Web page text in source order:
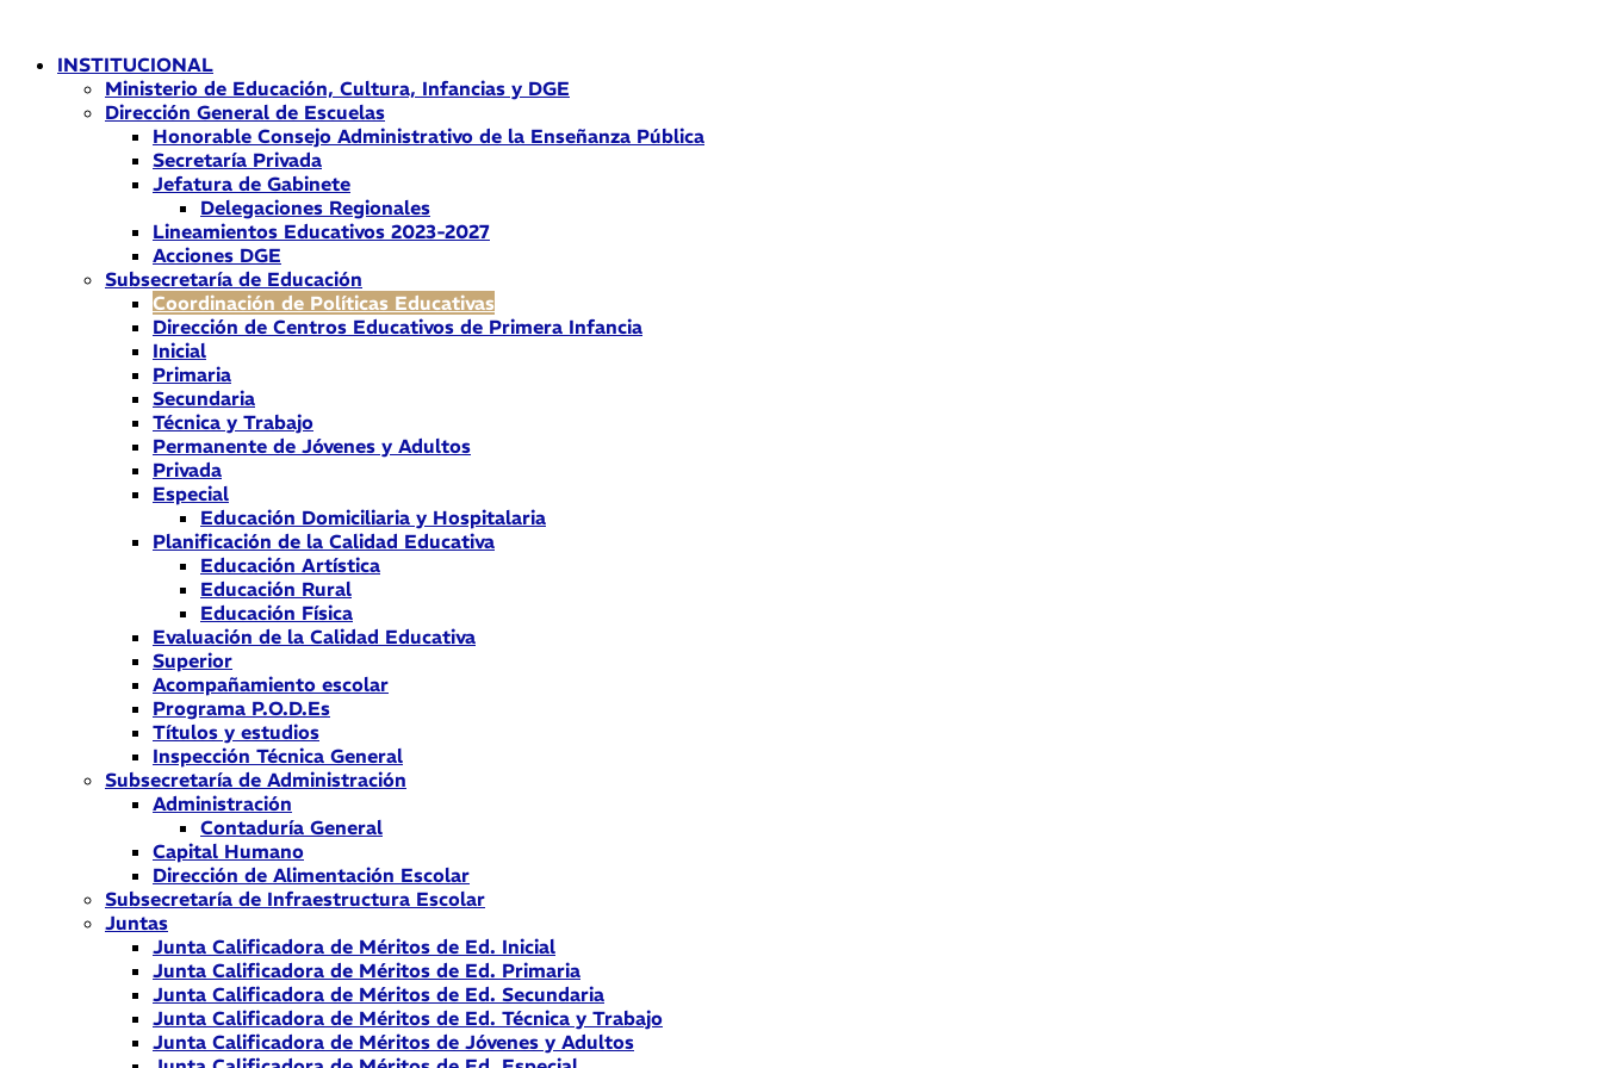
contenidoINSTITUCIONAL
Ministerio de Educación, Cultura, Infancias y DGE
Dirección General de Escuelas
Honorable Consejo Administrativo de la Enseñanza Pública
Secretaría Privada
Jefatura de Gabinete
Delegaciones Regionales
Lineamientos Educativos 2023-2027
Acciones DGE
Subsecretaría de Educación
Coordinación de Políticas Educativas
Dirección de Centros Educativos de Primera Infancia
Inicial
Primaria
Secundaria
Técnica y Trabajo
Permanente de Jóvenes y Adultos
Privada
Especial
Educación Domiciliaria y Hospitalaria
Planificación de la Calidad Educativa
Educación Artística
Educación Rural
Educación Física
Evaluación de la Calidad Educativa
Superior
Acompañamiento escolar
Programa P.O.D.Es
Títulos y estudios
Inspección Técnica General
Subsecretaría de Administración
Administración
Contaduría General
Capital Humano
Dirección de Alimentación Escolar
Subsecretaría de Infraestructura Escolar
Juntas
Junta Calificadora de Méritos de Ed. Inicial
Junta Calificadora de Méritos de Ed. Primaria
Junta Calificadora de Méritos de Ed. Secundaria
Junta Calificadora de Méritos de Ed. Técnica y Trabajo
Junta Calificadora de Méritos de Jóvenes y Adultos